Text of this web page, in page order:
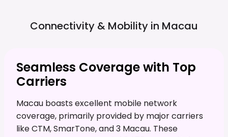
Connectivity & Mobility in Macau
Seamless Coverage with Top
Carriers
Macau boasts excellent mobile network
coverage, primarily provided by major carriers
like CTM, SmarTone, and 3 Macau. These